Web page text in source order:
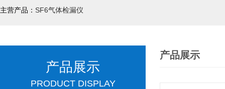
主营产品： SF6气体检漏仪
产品展示
PRODUCT DISPLAY
产品展示